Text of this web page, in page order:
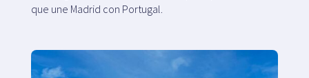
Atención al cliente
que une Madrid con Portugal.